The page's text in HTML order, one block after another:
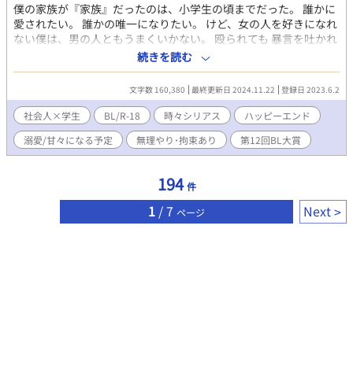
僕の家族が『家族』だったのは、小学生の頃までだった。 誰かに
愛されたい。 誰かの唯一になりたい。 けど、女の人を好きになれ
ない僕は、男の人ともうまくいかない。 殴られても 暴言を吐かれ
ても ハメ撮りをネットに流されても 玩具で甚振られても 裸で過ご
すことを強要されても 僕のことが好きなら全部許せるから。 それ
は全部僕への愛情なんだから。 だから、僕もその人のことを好き
になる。 一生懸命尽くしていくの。 けど、みんな、僕から離れて
いく。 僕はどうしてだめなんだろう？ ＿＿＿＿＿＿＿＿＿＿＿ 一
ヶ月付き合った彼が、僕がバイトに行ってる間に大学の後輩を部
屋に連れ込んでヤってた。そのことがわかったのは、たまたまバ
イトが休みになって、たまたま連絡なしで彼の部屋に行ったか
精算書を作って、後輩に突っ込んだままの彼氏――――元彼の眼
前に突きつけた。 最初に約束したよね？ 僕の胸はほんの少しだ
け、チクリと痛んだ。 長かったほうだな。一ヶ月。 僕、彼のこと
続きを読む
文字数 160,380 最終更新日 2024.11.22 登録日 2023.6.2
社会人×学生 BL/R-18 時々シリアス
ハッピーエンド
溺愛/甘々になる予定
無理やり･拘束あり 第12回BL大賞
194 件
1 / 7 ページ Next